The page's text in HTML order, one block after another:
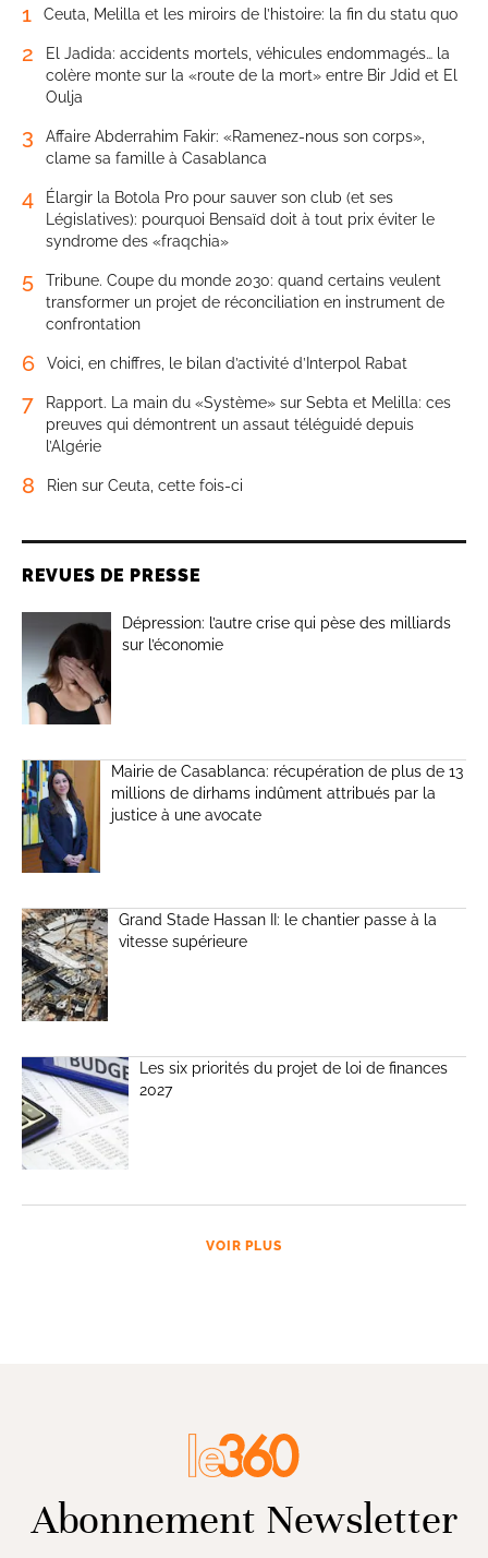
1 Ceuta, Melilla et les miroirs de l’histoire: la fin du statu quo
2
El Jadida: accidents mortels, véhicules endommagés… la
colère monte sur la «route de la mort» entre Bir Jdid et El
Oulja
3
Affaire Abderrahim Fakir: «Ramenez-nous son corps»,
clame sa famille à Casablanca
4
Élargir la Botola Pro pour sauver son club (et ses
Législatives): pourquoi Bensaïd doit à tout prix éviter le
syndrome des «fraqchia»
5
Tribune. Coupe du monde 2030: quand certains veulent
transformer un projet de réconciliation en instrument de
confrontation
6 Voici, en chiffres, le bilan d’activité d’Interpol Rabat
7
Rapport. La main du «Système» sur Sebta et Melilla: ces
preuves qui démontrent un assaut téléguidé depuis
l’Algérie
8 Rien sur Ceuta, cette fois-ci
REVUES DE PRESSE
Dépression: l’autre crise qui pèse des milliards
sur l’économie
Mairie de Casablanca: récupération de plus de 13
millions de dirhams indûment attribués par la
justice à une avocate
Grand Stade Hassan II: le chantier passe à la
vitesse supérieure
Les six priorités du projet de loi de finances
2027
VOIR PLUS
Abonnement Newsletter